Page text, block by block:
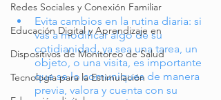
Redes Sociales y Conexión Familiar
Educación Digital y Aprendizaje en
Dispositivos de Monitoreo de Salud
Tecnología para la Estimulación
Evita cambios en la rutina diaria: si
vas a modificar algo de su
cotidianidad, ya sea una tarea, un
objeto, o una visita, es importante
que se lo comuniques de manera
previa, valora y cuenta con su